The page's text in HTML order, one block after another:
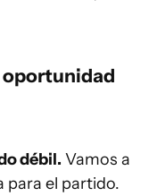
oportunidad
débil. Vamos a
para el partido.